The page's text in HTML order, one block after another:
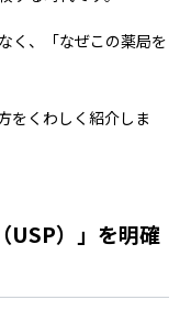
く、「なぜこの薬局を
をくわしく紹介しま
USP）」を明確